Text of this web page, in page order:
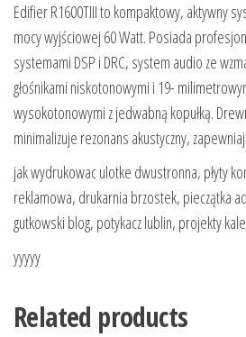
Edifier R1600TIII to kompaktowy, aktywny
mocy wyjściowej 60 Watt. Posiada
systemami DSP i DRC, system audio ze
głośnikami niskotonowymi i 19-
wysokotonowymi z jedwabną kopułką.
minimalizuje rezonans akustyczny,
jak wydrukowac ulotke dwustronna, płyty
reklamowa, drukarnia brzostek, pieczątka
gutkowski blog, potykacz lublin, projekty
yyyyy
Related products